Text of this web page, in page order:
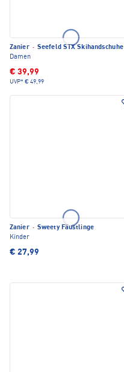
Zanier · Seefeld STX Skihandschuhe
Damen
€ 39,99
UVP* € 49,99
Zanier · Sweety Fäustlinge
Kinder
€ 27,99